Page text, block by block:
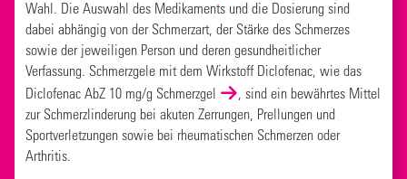
Wahl. Die Auswahl des Medikaments und die Dosierung sind
dabei abhängig von der Schmerzart, der Stärke des Schmerzes
sowie der jeweiligen Person und deren gesundheitlicher
Verfassung. Schmerzgele mit dem Wirkstoff Diclofenac, wie das
Diclofenac AbZ 10 mg/g Schmerzgel
, sind ein bewährtes Mittel
zur Schmerzlinderung bei akuten Zerrungen, Prellungen und
Sportverletzungen sowie bei rheumatischen Schmerzen oder
Arthritis.